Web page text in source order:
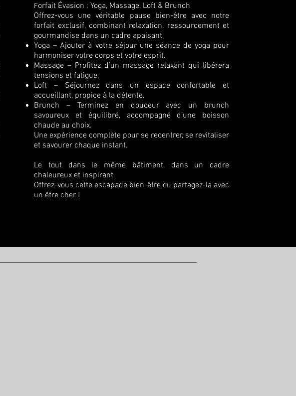
Forfait Évasion : Yoga, Massage, Loft & Brunch
Offrez-vous une véritable pause bien-être avec notre
forfait exclusif, combinant relaxation, ressourcement et
gourmandise dans un cadre apaisant.
Yoga – Ajouter à votre séjour une séance de yoga pour
harmoniser votre corps et votre esprit.
Massage – Profitez d’un massage relaxant qui libérera
tensions et fatigue.
Loft – Séjournez dans un espace confortable et
accueillant, propice à la détente.
Brunch – Terminez en douceur avec un brunch
savoureux et équilibré, accompagné d’une boisson
chaude au choix.
Une expérience complète pour se recentrer, se revitaliser
et savourer chaque instant.
Le tout dans le même bâtiment, dans un cadre
chaleureux et inspirant.
Offrez-vous cette escapade bien-être ou partagez-la avec
un être cher !